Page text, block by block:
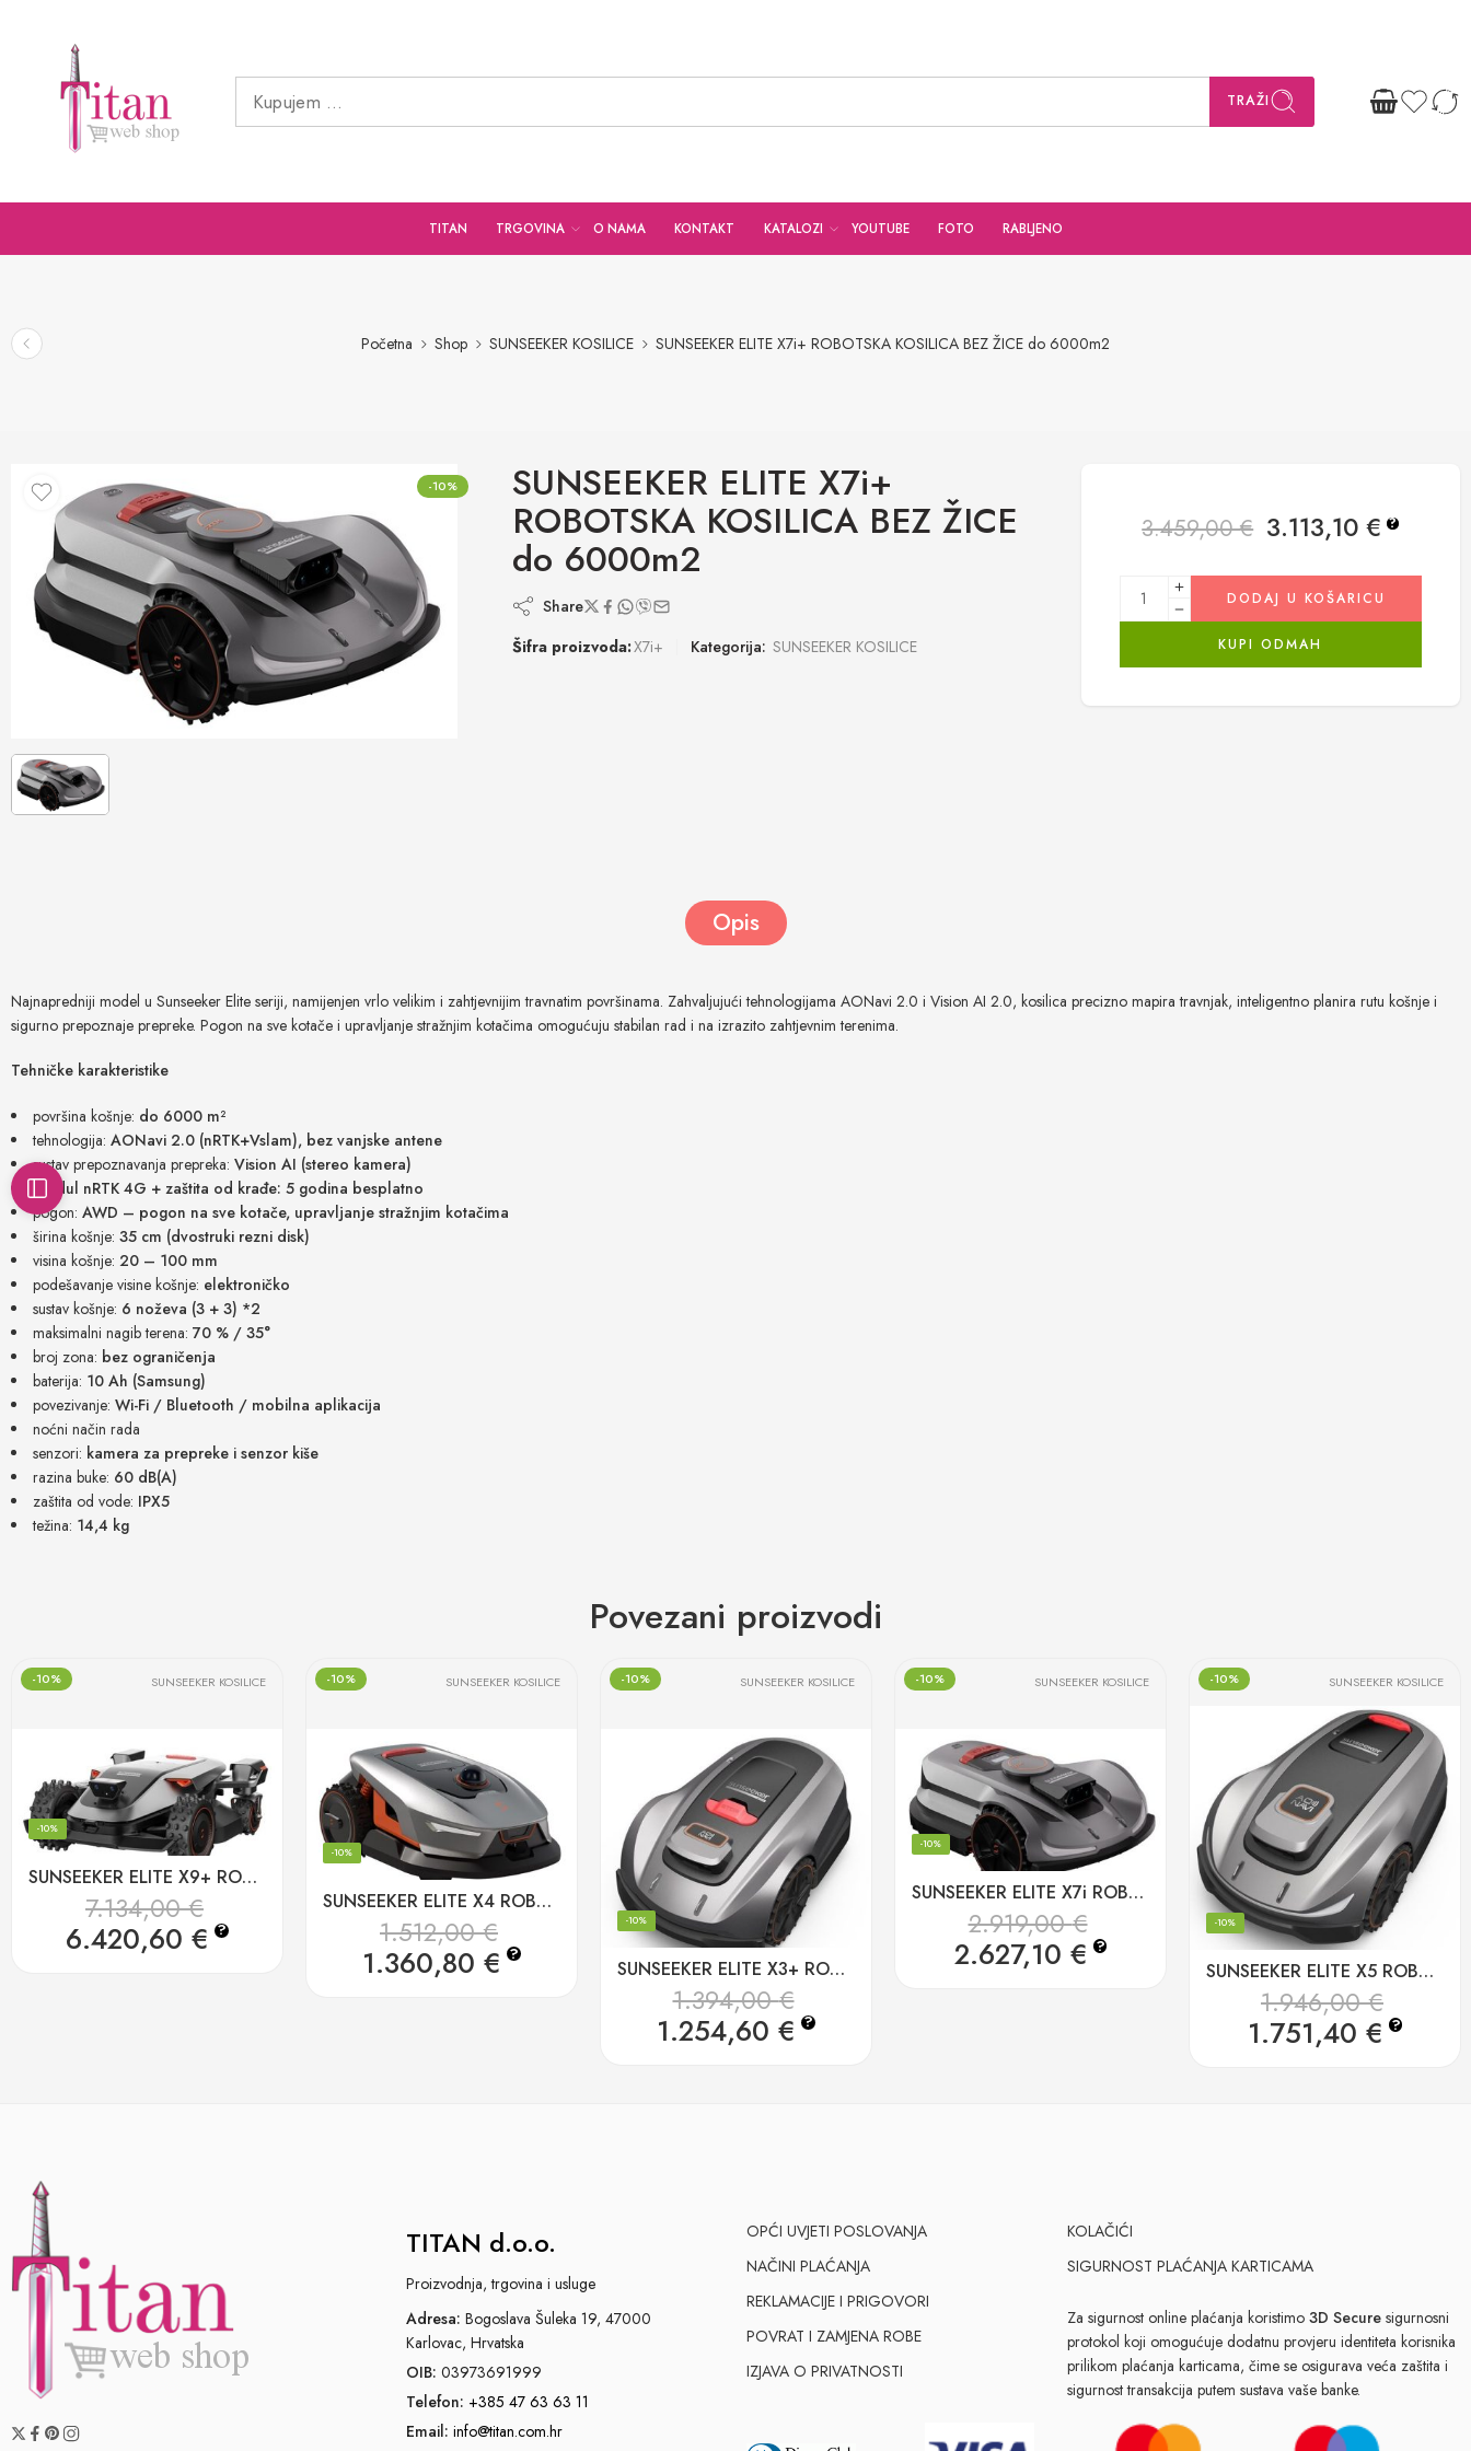
TRAŽI
TITAN TRGOVINA O NAMA KONTAKT KATALOZI YOUTUBE FOTO RABLJENO
Početna Shop SUNSEEKER KOSILICE SUNSEEKER ELITE X7i+ ROBOTSKA KOSILICA BEZ ŽICE do 6000m2
-10% SUNSEEKER ELITE X7i+
ROBOTSKA KOSILICA BEZ ŽICE
do 6000m2
Share
Šifra proizvoda:X7i+ Kategorija: SUNSEEKER KOSILICE
3.459,00€ 3.113,10€ ?
DODAJ U KOŠARICU
KUPI ODMAH
Opis
Najnapredniji model u Sunseeker Elite seriji, namijenjen vrlo velikim i zahtjevnijim travnatim površinama. Zahvaljujući tehnologijama AONavi 2.0 i Vision AI 2.0, kosilica precizno mapira travnjak, inteligentno planira rutu košnje i
sigurno prepoznaje prepreke. Pogon na sve kotače i upravljanje stražnjim kotačima omogućuju stabilan rad i na izrazito zahtjevnim terenima.
Tehničke karakteristike
površina košnje: do 6000 m²
tehnologija: AONavi 2.0 (nRTK+Vslam), bez vanjske antene
sustav prepoznavanja prepreka: Vision AI (stereo kamera)
modul nRTK 4G + zaštita od krađe: 5 godina besplatno
pogon: AWD – pogon na sve kotače, upravljanje stražnjim kotačima
širina košnje: 35 cm (dvostruki rezni disk)
visina košnje: 20 – 100 mm
podešavanje visine košnje: elektroničko
sustav košnje: 6 noževa (3 + 3) *2
maksimalni nagib terena: 70 % / 35°
broj zona: bez ograničenja
baterija: 10 Ah (Samsung)
povezivanje: Wi-Fi / Bluetooth / mobilna aplikacija
noćni način rada
senzori: kamera za prepreke i senzor kiše
razina buke: 60 dB(A)
zaštita od vode: IPX5
težina: 14,4 kg
Povezani proizvodi
-10% SUNSEEKER KOSILICE
SUNSEEKER ELITE X9+ ROBOTSKA KOSILICA BEZ ŽICE do 24.000m2
-10%
7.134,00€
6.420,60€ ?
-10% SUNSEEKER KOSILICE
SUNSEEKER ELITE X4 ROBOTSKA KOSILICA BEZ ŽICE do 1200m2
-10%
1.512,00€
1.360,80€ ?
-10% SUNSEEKER KOSILICE
SUNSEEKER ELITE X3+ ROBOTSKA KOSILICA B.Ž. do 1200m2
-10%
1.394,00€
1.254,60€ ?
-10% SUNSEEKER KOSILICE
SUNSEEKER ELITE X7i ROBOTSKA KOSILICA BEZ ŽICE do 3000m2
-10%
2.919,00€
2.627,10 € ?
-10% SUNSEEKER KOSILICE
SUNSEEKER ELITE X5 ROBOTSKA KOSILICA BEZ ŽICE do 2000m2
-10%
1.946,00€
1.751,40 € ?
TITAN d.o.o.
Proizvodnja, trgovina i usluge
Adresa: Bogoslava Šuleka 19, 47000
Karlovac, Hrvatska
OIB: 03973691999
Telefon: +385 47 63 63 11
Email: info@titan.com.hr
OPĆI UVJETI POSLOVANJA
NAČINI PLAĆANJA
REKLAMACIJE I PRIGOVORI
POVRAT I ZAMJENA ROBE
IZJAVA O PRIVATNOSTI
KOLAČIĆI
SIGURNOST PLAĆANJA KARTICAMA
Za sigurnost online plaćanja koristimo 3D Securesigurnosni
protokol koji omogućuje dodatnu provjeru identiteta korisnika
prilikom plaćanja karticama, čime se osigurava veća zaštita i
sigurnost transakcija putem sustava vaše banke.